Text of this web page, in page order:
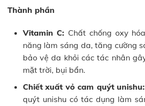
Thành phần
Vitamin C: Chất chống oxy
năng làm sáng da, tăng cường
bảo vệ da khỏi các tác nhân
mặt trời, bụi bẩn.
Chiết xuất vỏ cam quýt unishu:
quýt unishu có tác dụng làm